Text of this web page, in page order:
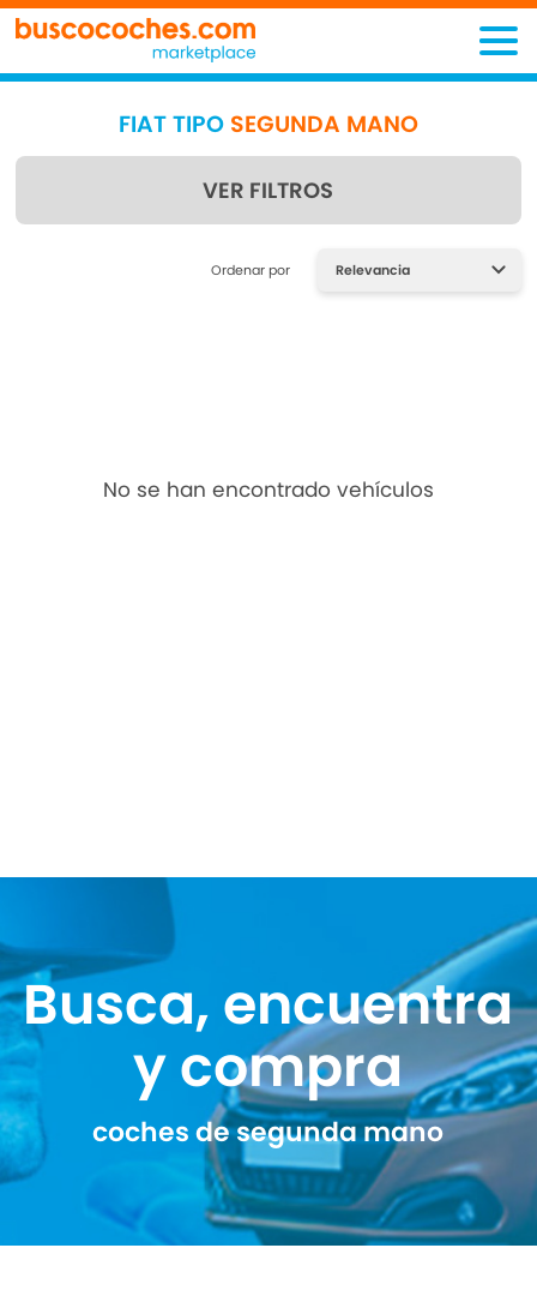
FIAT TIPO SEGUNDA MANO
VER FILTROS
Encuentra lo que estás
Ordenar por
No se han encontrado vehículos
Busca, encuentra
y compra
coches de segunda mano